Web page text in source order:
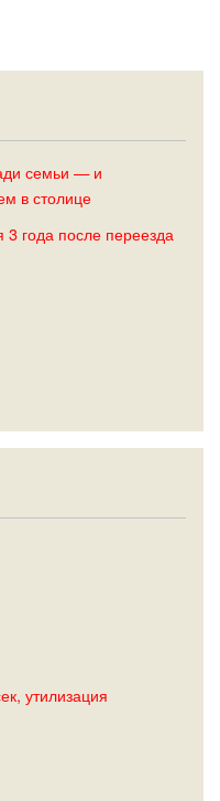
семьи — и
в столице
3 года после переезда
утилизация